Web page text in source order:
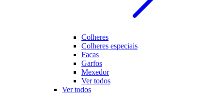
Colheres
Colheres especiais
Facas
Garfos
Mexedor
Ver todos
Ver todos